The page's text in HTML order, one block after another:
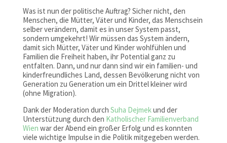
Was ist nun der politische Auftrag? Sicher nicht, den
Menschen, die Mütter, Väter und Kinder, das Menschsein
selber verändern, damit es in unser System passt,
sondern umgekehrt! Wir müssen das System ändern,
damit sich Mütter, Väter und Kinder wohlfühlen und
Familien die Freiheit haben, ihr Potential ganz zu
entfalten. Dann, und nur dann sind wir ein familien- und
kinderfreundliches Land, dessen Bevölkerung nicht von
Generation zu Generation um ein Drittel kleiner wird
(ohne Migration).
Dank der Moderation durch Suha Dejmekund der
Unterstützung durch den Katholischer Familienverband
Wien war der Abend ein großer Erfolg und es konnten
viele wichtige Impulse in die Politik mitgegeben werden.